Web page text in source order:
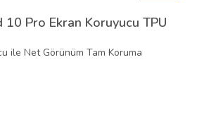
10 Pro Ekran Koruyucu TPU
ile Net Görünüm Tam Koruma